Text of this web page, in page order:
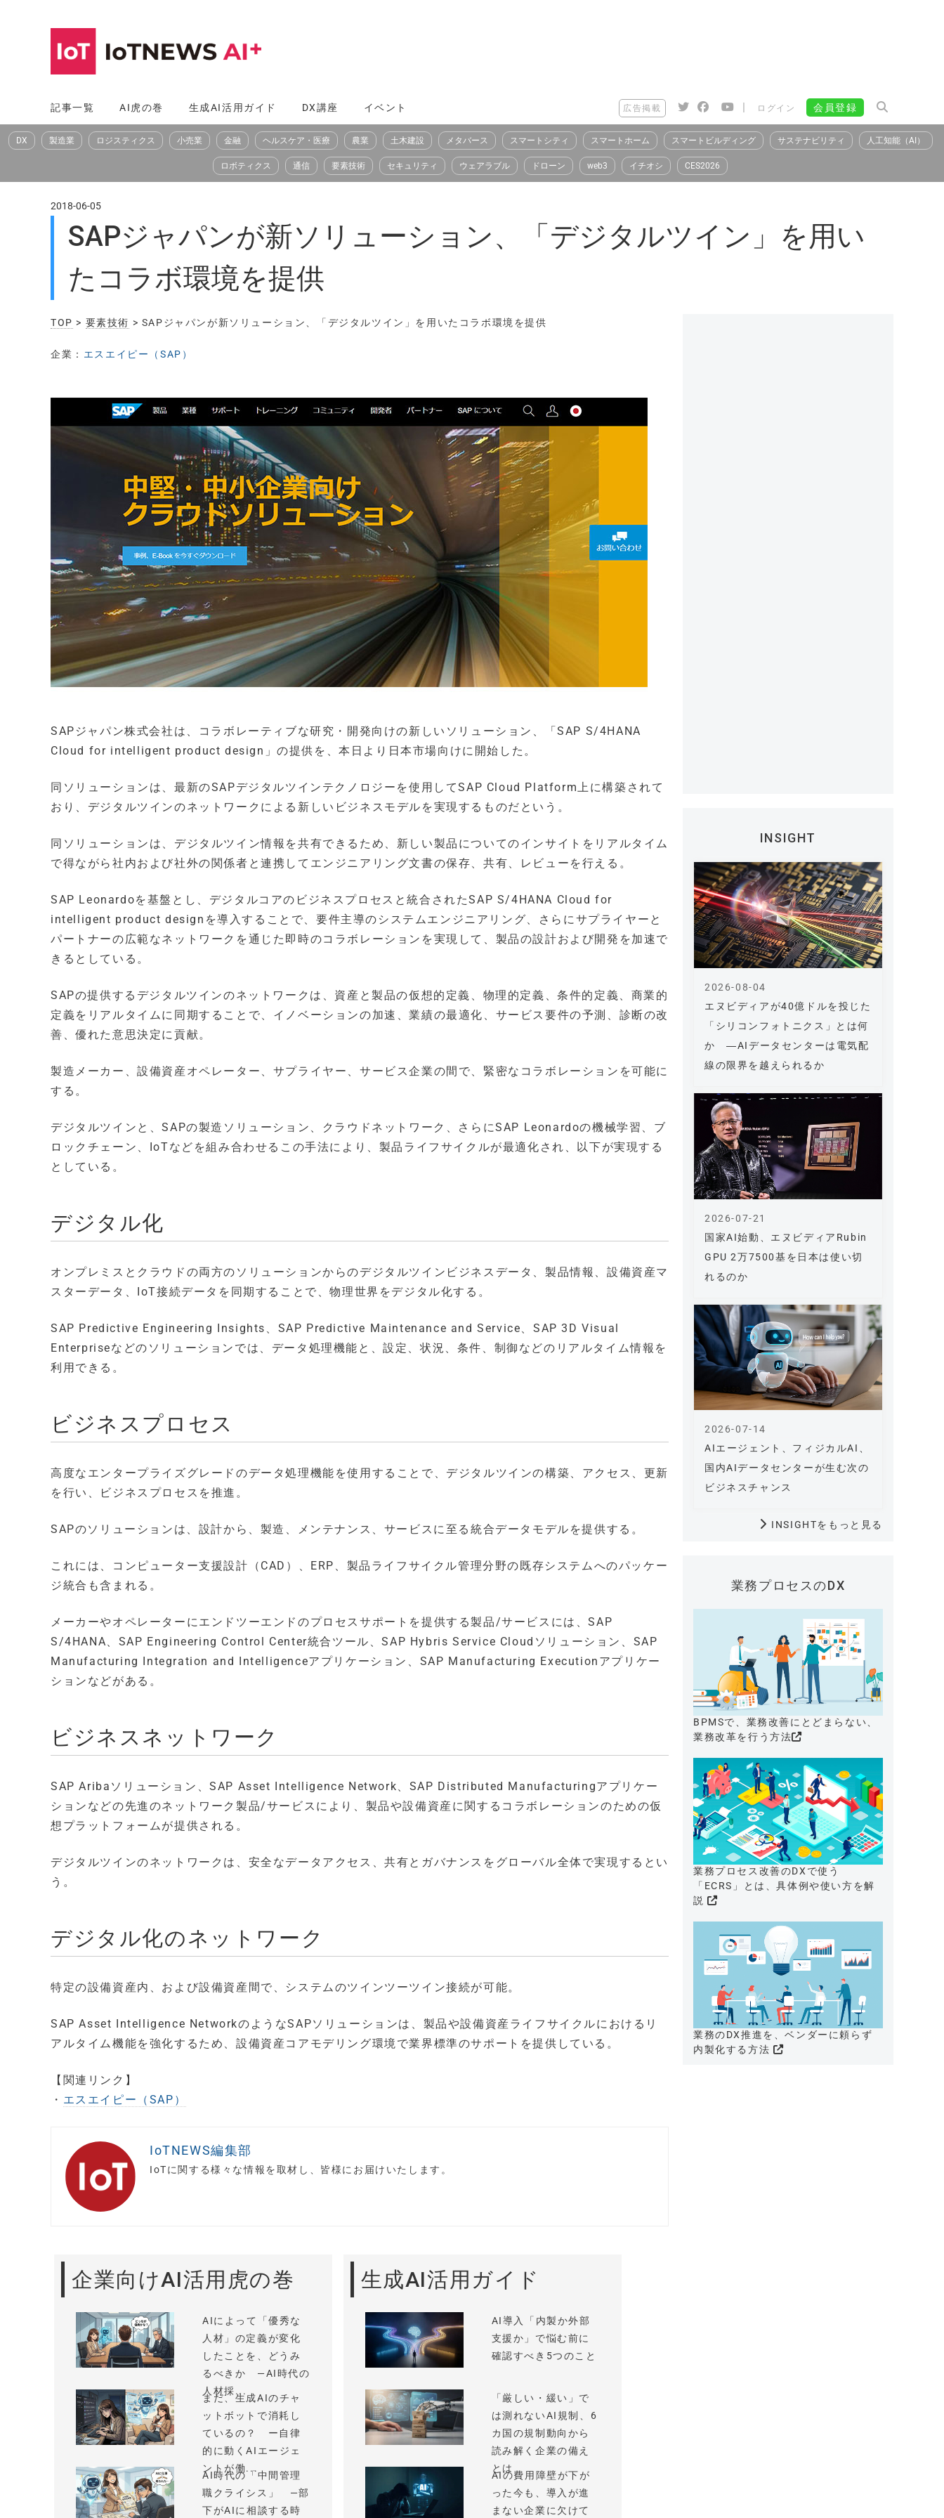
へ
ス
記事一覧 AI虎の巻 生成AI活用ガイド DX講座 イベント 広告掲載 | ログイン 会員登録
DX 製造業 ロジスティクス 小売業 金融 ヘルスケア・医療 農業 土木建設 メタバース スマートシティ スマートホーム スマートビルディング サステナビリティ 人工知能（AI）
ロボティクス 通信 要素技術 セキュリティ ウェアラブル ドローン web3 イチオシ CES2026
2018-06-05
SAPジャパンが新ソリューション、「デジタルツイン」を用い
たコラボ環境を提供
TOP > 要素技術 > SAPジャパンが新ソリューション、「デジタルツイン」を用いたコラボ環境を提供
企業： エスエイピー（SAP）
SAPジャパン株式会社は、コラボレーティブな研究・開発向けの新しいソリューション、「SAP S/4HANA
Cloud for intelligent product design」の提供を、本日より日本市場向けに開始した。
同ソリューションは、最新のSAPデジタルツインテクノロジーを使用してSAP Cloud Platform上に構築されて
おり、デジタルツインのネットワークによる新しいビジネスモデルを実現するものだという。
同ソリューションは、デジタルツイン情報を共有できるため、新しい製品についてのインサイトをリアルタイム
で得ながら社内および社外の関係者と連携してエンジニアリング文書の保存、共有、レビューを行える。
SAP Leonardoを基盤とし、デジタルコアのビジネスプロセスと統合されたSAP S/4HANA Cloud for
intelligent product designを導入することで、要件主導のシステムエンジニアリング、さらにサプライヤーと
パートナーの広範なネットワークを通じた即時のコラボレーションを実現して、製品の設計および開発を加速で
きるとしている。
SAPの提供するデジタルツインのネットワークは、資産と製品の仮想的定義、物理的定義、条件的定義、商業的
定義をリアルタイムに同期することで、イノベーションの加速、業績の最適化、サービス要件の予測、診断の改
善、優れた意思決定に貢献。
製造メーカー、設備資産オペレーター、サプライヤー、サービス企業の間で、緊密なコラボレーションを可能に
する。
デジタルツインと、SAPの製造ソリューション、クラウドネットワーク、さらにSAP Leonardoの機械学習、ブ
ロックチェーン、IoTなどを組み合わせるこの手法により、製品ライフサイクルが最適化され、以下が実現する
としている。
デジタル化
オンプレミスとクラウドの両方のソリューションからのデジタルツインビジネスデータ、製品情報、設備資産マ
スターデータ、IoT接続データを同期することで、物理世界をデジタル化する。
SAP Predictive Engineering Insights、SAP Predictive Maintenance and Service、SAP 3D Visual
Enterpriseなどのソリューションでは、データ処理機能と、設定、状況、条件、制御などのリアルタイム情報を
利用できる。
ビジネスプロセス
高度なエンタープライズグレードのデータ処理機能を使用することで、デジタルツインの構築、アクセス、更新
を行い、ビジネスプロセスを推進。
SAPのソリューションは、設計から、製造、メンテナンス、サービスに至る統合データモデルを提供する。
これには、コンピューター支援設計（CAD）、ERP、製品ライフサイクル管理分野の既存システムへのパッケー
ジ統合も含まれる。
メーカーやオペレーターにエンドツーエンドのプロセスサポートを提供する製品/サービスには、SAP
S/4HANA、SAP Engineering Control Center統合ツール、SAP Hybris Service Cloudソリューション、SAP
Manufacturing Integration and Intelligenceアプリケーション、SAP Manufacturing Executionアプリケー
ションなどがある。
ビジネスネットワーク
SAP Aribaソリューション、SAP Asset Intelligence Network、SAP Distributed Manufacturingアプリケー
ションなどの先進のネットワーク製品/サービスにより、製品や設備資産に関するコラボレーションのための仮
想プラットフォームが提供される。
デジタルツインのネットワークは、安全なデータアクセス、共有とガバナンスをグローバル全体で実現するとい
う。
デジタル化のネットワーク
特定の設備資産内、および設備資産間で、システムのツインツーツイン接続が可能。
SAP Asset Intelligence NetworkのようなSAPソリューションは、製品や設備資産ライフサイクルにおけるリ
アルタイム機能を強化するため、設備資産コアモデリング環境で業界標準のサポートを提供している。
【関連リンク】
・ エスエイピー（SAP）
IoTNEWS編集部
IoTに関する様々な情報を取材し、皆様にお届けいたします。
企業向けAI活用虎の巻
AIによって「優秀な
人材」の定義が変化
したことを、どうみ
るべきか —AI時代の
人材採...
まだ、生成AIのチャ
ットボットで消耗し
ているの？ ー自律
的に動くAIエージェ
ントが働...
AI時代の「中間管理
職クライシス」 —部
下がAIに相談する時
生成AI活用ガイド
AI導入「内製か外部
支援か」で悩む前に
確認すべき5つのこと
「厳しい・緩い」で
は測れないAI規制、6
カ国の規制動向から
読み解く企業の備え
とは
AIの費用障壁が下が
った今も、導入が進
まない企業に欠けて
INSIGHT
エヌビディアが40億ドルを投じた
「シリコンフォトニクス」とは何
か ―AIデータセンターは電気配
線の限界を越えられるか
2026-08-04
国家AI始動、エヌビディアRubin
GPU 2万7500基を日本は使い切
れるのか
2026-07-21
AIエージェント、フィジカルAI、
国内AIデータセンターが生む次の
ビジネスチャンス
2026-07-14
INSIGHTをもっと見る
業務プロセスのDX
BPMSで、業務改善にとどまらない、
業務改革を行う方法
業務プロセス改善のDXで使う
「ECRS」とは、具体例や使い方を解
説
業務のDX推進を、ベンダーに頼らず
内製化する方法